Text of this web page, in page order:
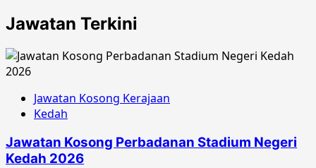
Jawatan Terkini
Jawatan Kosong Kerajaan
Kedah
Jawatan Kosong Perbadanan Stadium Negeri
Kedah 2026